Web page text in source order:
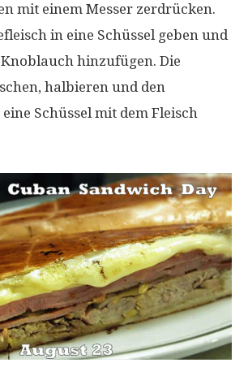
mit einem Messer zerdrücken.
in eine Schüssel geben und
hinzufügen. Die
halbieren und den
Schüssel mit dem Fleisch